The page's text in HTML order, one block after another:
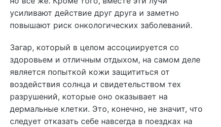
усиливают действие друг друга и заметно
повышают риск онкологических заболеваний.
Загар, который в целом ассоциируется со
здоровьем и отличным отдыхом, на самом деле
является попыткой кожи защититься от
воздействия солнца и свидетельством тех
разрушений, которые оно оказывает на
дермальные клетки. Это, конечно, не значит, что
следует отказать себе навсегда в поездках на